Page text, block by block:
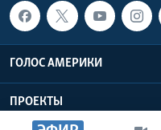
ГОЛОС АМЕРИКИ
ПРОЕКТЫ